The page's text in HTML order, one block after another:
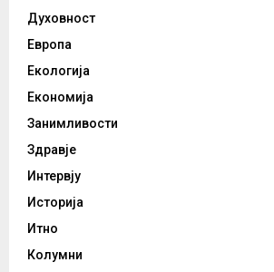
Духовност
Европа
Екологија
Економија
Занимливости
Здравје
Интервју
Историја
Итно
Колумни